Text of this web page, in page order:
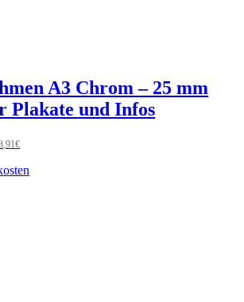
A3 Chrom – 25 mm
Plakate und Infos
€